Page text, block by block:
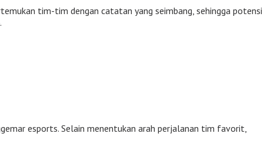
tim-tim dengan catatan yang seimbang, sehingga potensi
esports. Selain menentukan arah perjalanan tim favorit,